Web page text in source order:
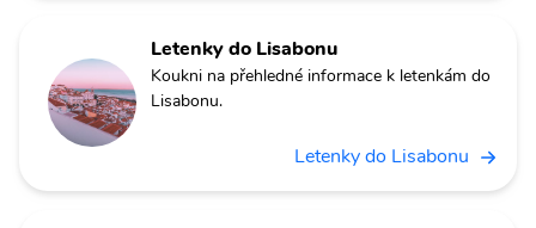
Letenky do Lisabonu
Koukni na přehledné informace k letenkám do
Lisabonu.
Letenky do Lisabonu